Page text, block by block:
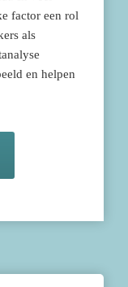
factor een rol
als
en helpen